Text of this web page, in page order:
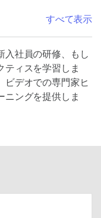
すべて表示
入社員の研修、もし
ティスを学習しま
ビデオでの専門家ヒ
ニングを提供しま